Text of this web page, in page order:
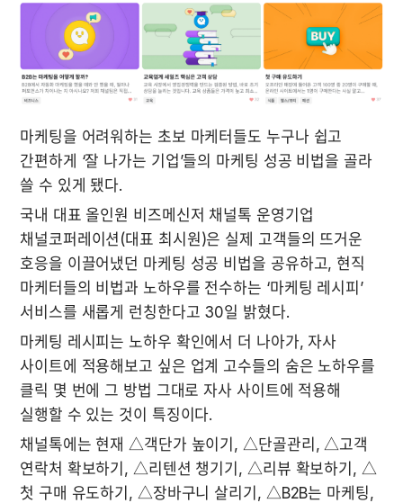
마케팅을 어려워하는 초보 마케터들도 누구나 쉽고
간편하게 ‘잘 나가는 기업’들의 마케팅 성공 비법을 골라
쓸 수 있게 됐다.
국내 대표 올인원 비즈메신저 채널톡 운영기업
채널코퍼레이션(대표 최시원)은 실제 고객들의 뜨거운
호응을 이끌어냈던 마케팅 성공 비법을 공유하고, 현직
마케터들의 비법과 노하우를 전수하는 ‘마케팅 레시피’
서비스를 새롭게 런칭한다고 30일 밝혔다.
마케팅 레시피는 노하우 확인에서 더 나아가, 자사
사이트에 적용해보고 싶은 업계 고수들의 숨은 노하우를
클릭 몇 번에 그 방법 그대로 자사 사이트에 적용해
실행할 수 있는 것이 특징이다.
채널톡에는 현재 △객단가 높이기, △단골관리, △고객
연락처 확보하기, △리텐션 챙기기, △리뷰 확보하기, △
첫 구매 유도하기, △장바구니 살리기, △B2B는 마케팅,